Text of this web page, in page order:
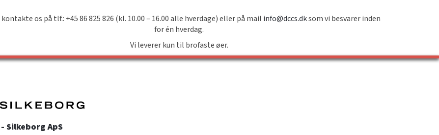
kontakte os på tlf.: +45 86 825 826 (kl. 10.00 – 16.00 alle hverdage) eller på mail info@dccs.dksom vi besvarer inden
for én hverdag.
Vi leverer kun til brofaste øer.
Silkeborg ApS